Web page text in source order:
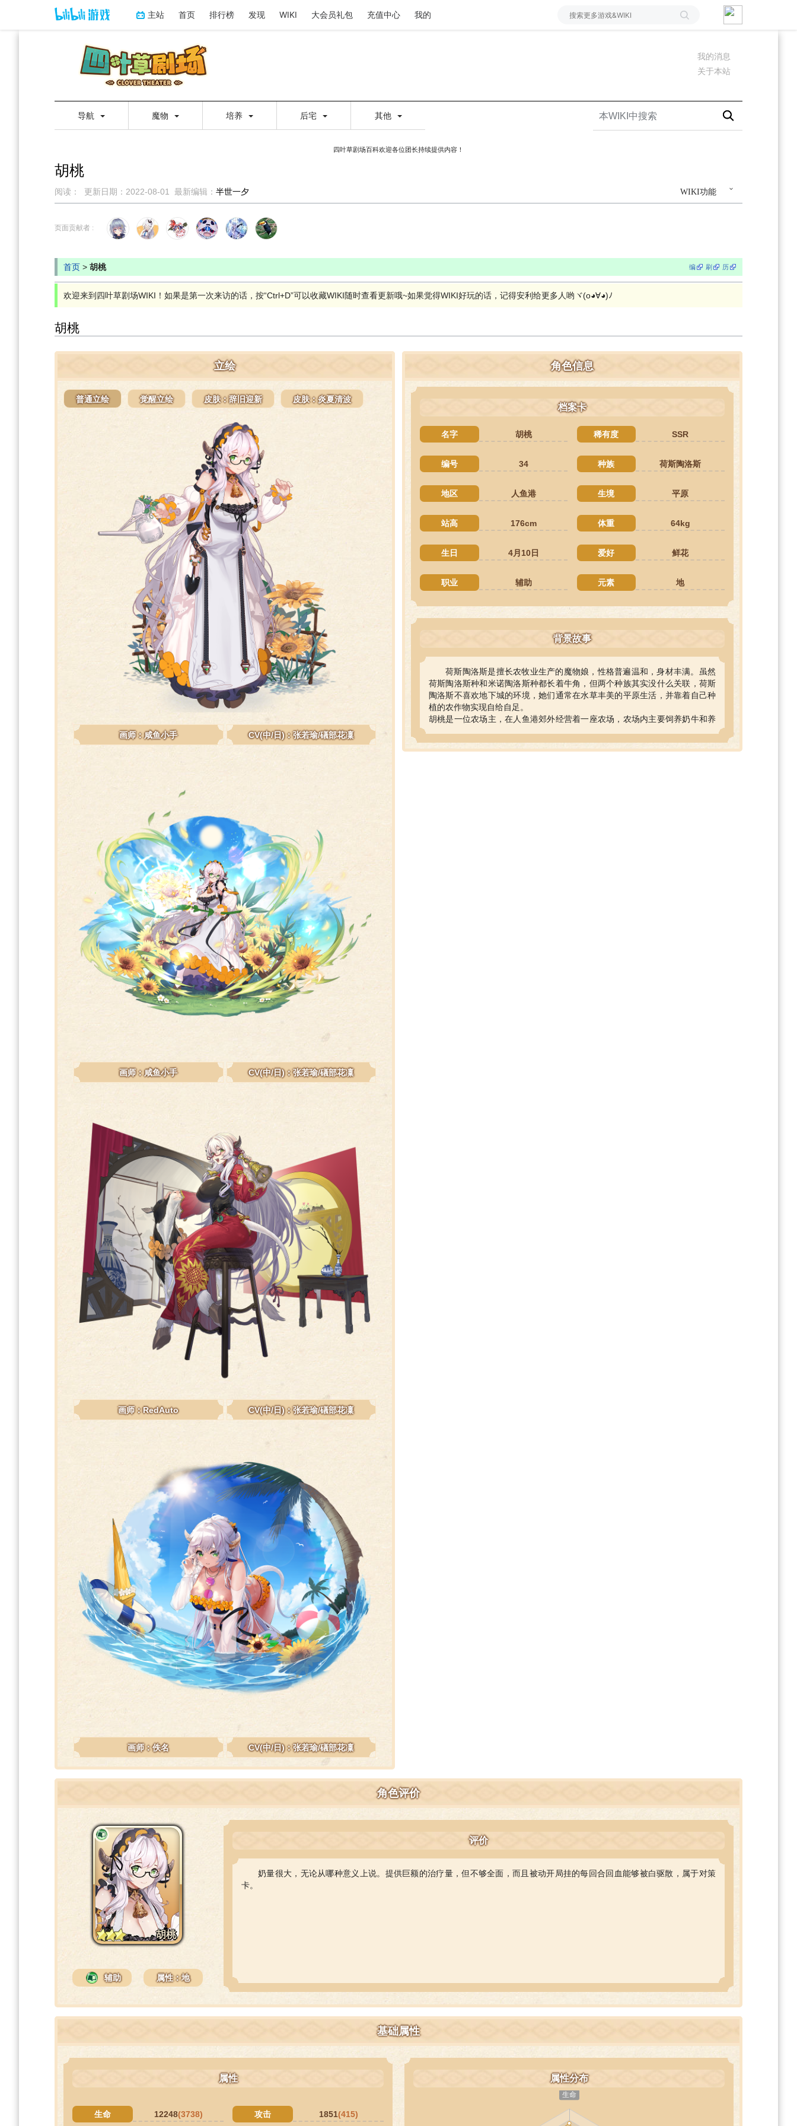
主站 首页 排行榜 发现 WIKI 大会员礼包 充值中心 我的
我的消息
关于本站
导航 魔物 培养 后宅 其他
四叶草剧场百科欢迎各位团长持续提供内容！
胡桃
WIKI功能
阅读： 更新日期： 2022-08-01 最新编辑： 半世一夕
到
到
页面贡献者 :
编 刷 历
首页 > 胡桃
欢迎来到四叶草剧场WIKI！如果是第一次来访的话，按“Ctrl+D”可以收藏WIKI随时查看更新哦~如果觉得WIKI好玩的话，记得安利给更多人哟ヾ(o◕∀◕)ﾉ
胡桃
立绘
普通立绘 觉醒立绘 皮肤：辞旧迎新 皮肤：炎夏清波
画师：咸鱼小手 CV(中/日)：张若瑜/礒部花凜
画师：咸鱼小手 CV(中/日)：张若瑜/礒部花凜
画师：RedAuto CV(中/日)：张若瑜/礒部花凜
画师：佚名 CV(中/日)：张若瑜/礒部花凜
角色信息
档案卡
名字 胡桃 稀有度 SSR
编号 34 种族 荷斯陶洛斯
地区 人鱼港 生境 平原
站高 176cm 体重 64kg
生日 4月10日 爱好 鲜花
职业 辅助 元素 地
背景故事
荷斯陶洛斯是擅长农牧业生产的魔物娘，性格普遍温和，身材丰满。虽然
荷斯陶洛斯种和米诺陶洛斯种都长着牛角，但两个种族其实没什么关联，荷斯
陶洛斯不喜欢地下城的环境，她们通常在水草丰美的平原生活，并靠着自己种
植的农作物实现自给自足。
胡桃是一位农场主，在人鱼港郊外经营着一座农场，农场内主要饲养奶牛和养
作香水的的鲜花原料就是从胡桃这里进货的。
虽然胡桃一直都是温柔亲切的样子，可如果有人胆敢破坏她的农场的话……
角色评价
胡桃
辅助 属性：地
评价
奶量很大，无论从哪种意义上说。提供巨额的治疗量，但不够全面，而且被动开局挂的每回合回血能够被白驱散，属于对策
卡。
基础属性
属性
生命 12248(3738) 攻击 1851(415)
属性分布